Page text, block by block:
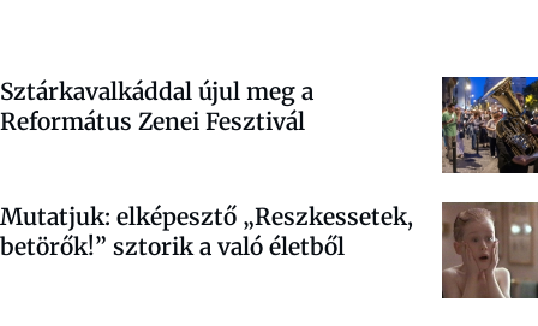
Sztárkavalkáddal újul meg a
Református Zenei Fesztivál
Mutatjuk: elképesztő „Reszkessetek,
betörők!” sztorik a való életből